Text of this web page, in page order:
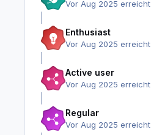
Vor Aug 2025 erreicht
Enthusiast
Vor Aug 2025 erreicht
Active user
Vor Aug 2025 erreicht
Regular
Vor Aug 2025 erreicht